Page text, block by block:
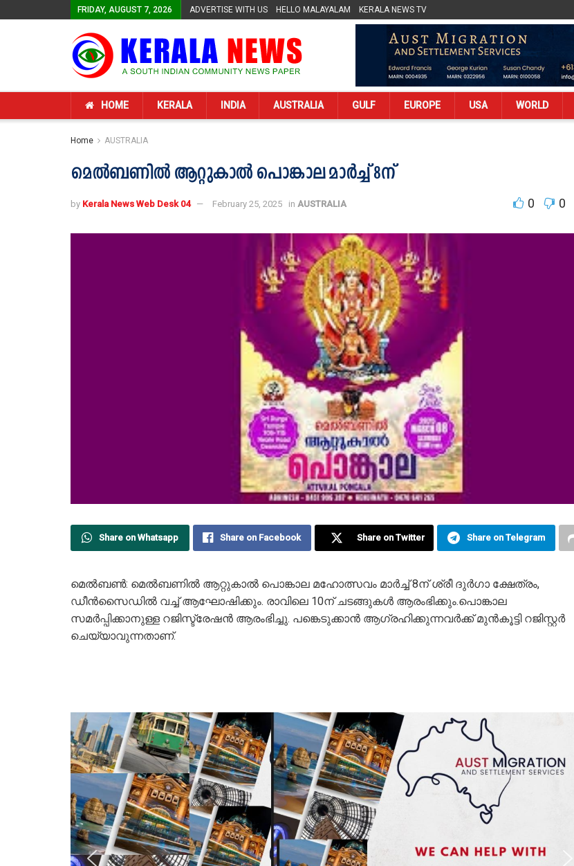
FRIDAY, AUGUST 7, 2026 ADVERTISE WITH US HELLO MALAYALAM KERALA NEWS TV
HOME KERALA INDIA AUSTRALIA GULF EUROPE USA WORLD
Home AUSTRALIA
മെൽബണിൽ ആറ്റുകാൽ പൊങ്കാല മാർച്ച് 8ന്
by Kerala News Web Desk 04 February 25, 2025 in AUSTRALIA 0 0
Share on Whatsapp Share on Facebook Share on Twitter Share on Telegram
മെൽബൺ: മെൽബണിൽ ആറ്റുകാൽ പൊങ്കാല മഹോത്സവം മാർച്ച് 8ന് ശ്രീ ദുര്‍ഗാ ക്ഷേത്രം,
ഡീൻസൈഡിൽ വച്ച് ആഘോഷിക്കും. രാവിലെ 10ന് ചടങ്ങുകൾ ആരംഭിക്കും.പൊങ്കാല
സമർപ്പിക്കാനുള്ള റജിസ്ട്രേഷൻ ആരംഭിച്ചു. പങ്കെടുക്കാൻ ആഗ്രഹിക്കുന്നവർക്ക് മുൻകൂട്ടി റജിസ്റ്റർ
ചെയ്യാവുന്നതാണ്.